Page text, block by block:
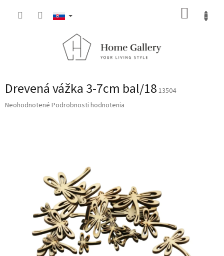
Drevená vážka 3-7cm bal/18 13504
Priemerné
Neohodnotené Podrobnosti hodnotenia